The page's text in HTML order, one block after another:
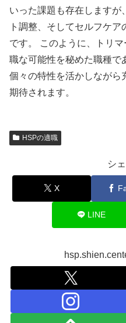
いった課題も存在しますが
ト調整、そしてセルフケ
です。 このように、トリ
職な可能性を秘めた職種で
個々の特性を活かしながら
期待されます。
HSPの適職
シ
X
LINE